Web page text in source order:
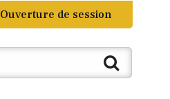
Ouverture de session